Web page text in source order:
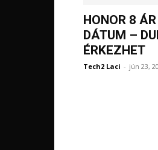
HONOR 8
DÁTUM –
ÉRKEZHET
Tech2 Laci - jún 23,